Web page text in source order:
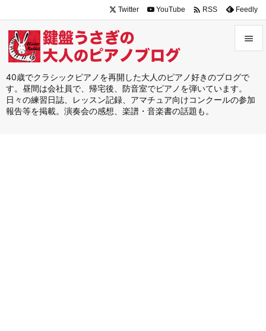
40歳でクラシックピアノを再開した大人のピアノ好きのブログで
す。昼間は会社員で、帰宅後、防音室でピアノを弾いています。
日々の練習日誌、レッスン記録、アマチュア向けコンクールの参加
報告等を掲載。演奏会の感想、楽譜・音楽書の話題も。

メニュ

サイド
Twitter YouTube  RSS Feedly